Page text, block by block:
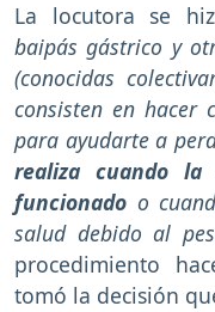
La locutora se
baipás gástrico y
(conocidas
consisten en hacer
para ayudarte a
realiza cuando
funcionado o
salud debido al
procedimiento
tomó la decisión